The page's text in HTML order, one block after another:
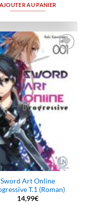
AJOUTER AU PANIER
Ajouter
wishlist
Sword Art Online
T.1 (Roman)
14,99€